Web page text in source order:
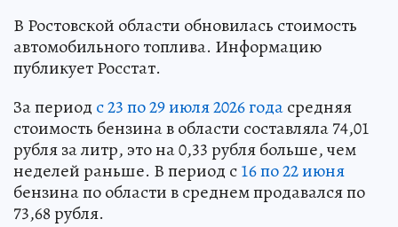
В Ростовской области обновилась стоимость
автомобильного топлива. Информацию
публикует Росстат.
За период с 23 по 29 июля 2026 годасредняя
стоимость бензина в области составляла 74,01
рубля за литр, это на 0,33 рубля больше, чем
неделей раньше. В период с16 по 22 июня
бензина по области в среднем продавался по
73,68 рубля.